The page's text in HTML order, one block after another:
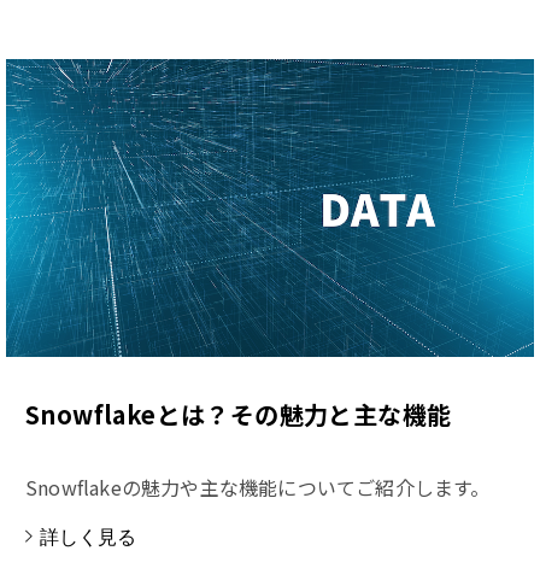
Snowflakeとは？その魅力と主な機能
Snowflakeの魅力や主な機能についてご紹介します。
詳しく見る